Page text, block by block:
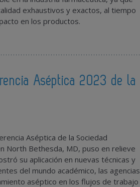
exhaustivos y exactos, al tiempo
en los productos.
Aséptica 2023 de la
Aséptica de la Sociedad
North Bethesda, MD, puso en relieve
su aplicación en nuevas técnicas y
del mundo académico, las agencias
aséptico en los flujos de trabajo